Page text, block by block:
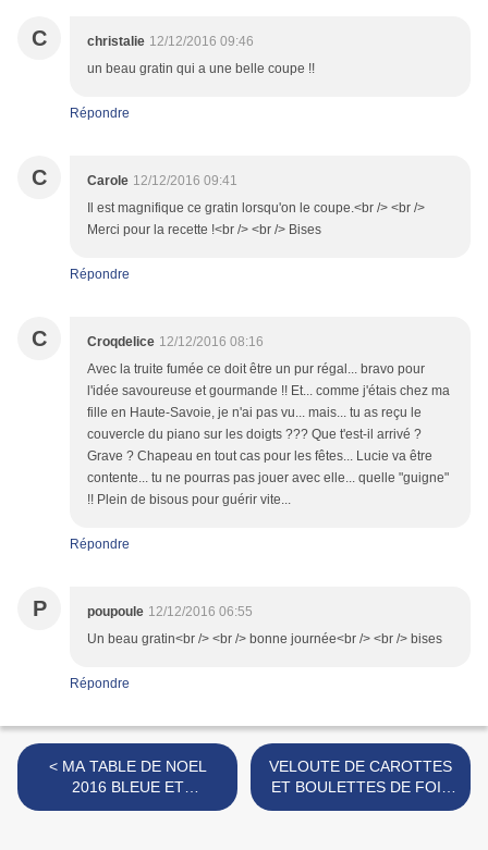
C christalie 12/12/2016 09:46
un beau gratin qui a une belle coupe !!
Répondre
C Carole 12/12/2016 09:41
Il est magnifique ce gratin lorsqu'on le coupe.<br /> <br />
Merci pour la recette !<br /> <br /> Bises
Répondre
C Croqdelice 12/12/2016 08:16
Avec la truite fumée ce doit être un pur régal... bravo pour
l'idée savoureuse et gourmande !! Et... comme j'étais chez ma
fille en Haute-Savoie, je n'ai pas vu... mais... tu as reçu le
couvercle du piano sur les doigts ??? Que t'est-il arrivé ?
Grave ? Chapeau en tout cas pour les fêtes... Lucie va être
contente... tu ne pourras pas jouer avec elle... quelle "guigne"
!! Plein de bisous pour guérir vite...
Répondre
P poupoule 12/12/2016 06:55
Un beau gratin<br /> <br /> bonne journée<br /> <br /> bises
Répondre
< MA TABLE DE NOEL
2016 BLEUE ET
ARGENTEE
VELOUTE DE CAROTTES
ET BOULETTES DE FOIE
GRAS PANEES >